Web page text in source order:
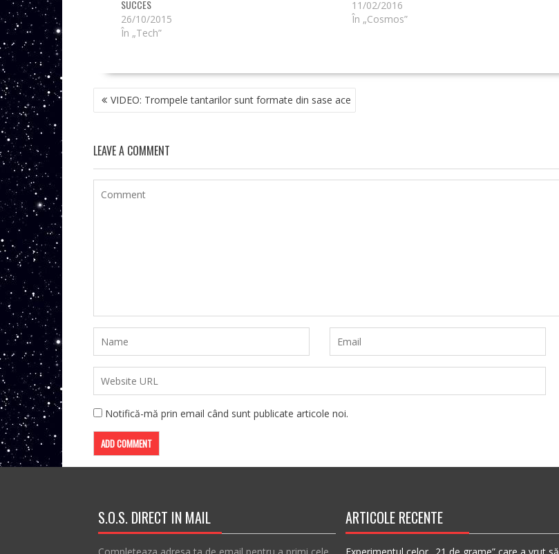
SUCCES
26/10/2015
În „Tech”
11/02/2016
În „Cosmos”
NAVIGARE
ÎN VIDEO: Trompele tantarilor sunt formate din sase ace
LEAVE A COMMENT
Notifică-mă prin email când sunt publicate articole noi.
S.O.S. DIRECT IN MAIL ARTICOLE RECENTE